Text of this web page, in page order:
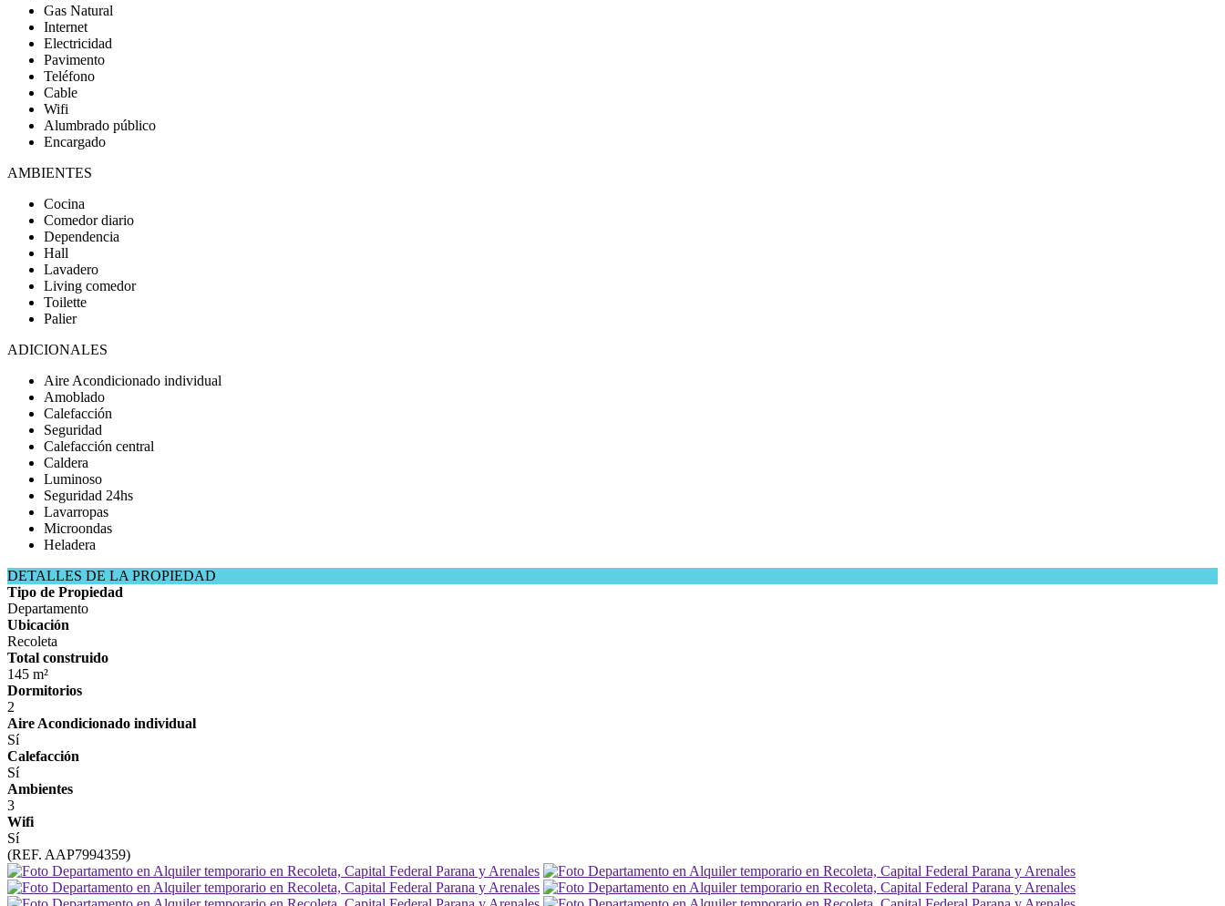
Gas Natural
Internet
Electricidad
Pavimento
Teléfono
Cable
Wifi
Alumbrado público
Encargado
AMBIENTES
Cocina
Comedor diario
Dependencia
Hall
Lavadero
Living comedor
Toilette
Palier
ADICIONALES
Aire Acondicionado individual
Amoblado
Calefacción
Seguridad
Calefacción central
Caldera
Luminoso
Seguridad 24hs
Lavarropas
Microondas
Heladera
DETALLES DE LA PROPIEDAD
Tipo de Propiedad
Departamento
Ubicación
Recoleta
Total construido
145 m²
Dormitorios
2
Aire Acondicionado individual
Sí
Calefacción
Sí
Ambientes
3
Wifi
Sí
(REF. AAP7994359)